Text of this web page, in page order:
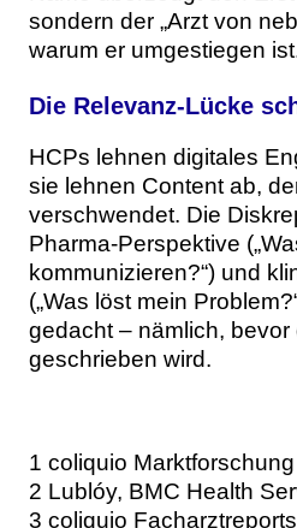
sondern der „Arzt von
warum er umgestiegen
Die Relevanz-Lücke
HCPs lehnen digitales
sie lehnen Content ab,
verschwendet. Die
Pharma-Perspektive
kommunizieren?“) und
(„Was löst mein
gedacht – nämlich, bevor
geschrieben wird.
1 coliquio
2 Lublóy, BMC Health
3 coliquio